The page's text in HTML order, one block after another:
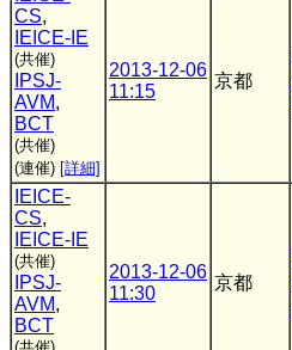
CS,
IEICE-IE
(共催)
IPSJ-
AVM,
BCT
(共催)
(連催) [詳細]
2013-12-06
11:15
京都
IEICE-
CS,
IEICE-IE
(共催)
IPSJ-
AVM,
BCT
2013-12-06
11:30
京都